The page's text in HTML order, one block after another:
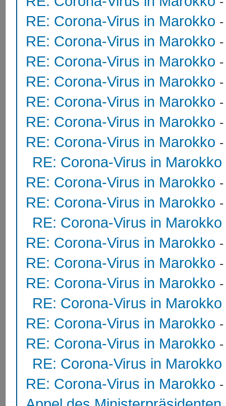
RE: Corona-Virus in Marokko
RE: Corona-Virus in Marokko
RE: Corona-Virus in Marokko
RE: Corona-Virus in Marokko
RE: Corona-Virus in Marokko
RE: Corona-Virus in Marokko
RE: Corona-Virus in Marokko
RE: Corona-Virus in Marokko
RE: Corona-Virus in Marokko
RE: Corona-Virus in Marokko
RE: Corona-Virus in Marokko
RE: Corona-Virus in Marokko
RE: Corona-Virus in Marokko
RE: Corona-Virus in Marokko
RE: Corona-Virus in Marokko
RE: Corona-Virus in Marokko
RE: Corona-Virus in Marokko
RE: Corona-Virus in Marokko
RE: Corona-Virus in Marokko